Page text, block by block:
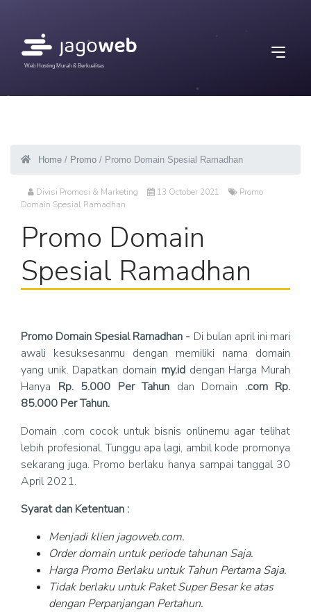
Web Hosting Murah & Berkualitas
Home / Promo / Promo Domain Spesial Ramadhan
Divisi Promosi & Marketing 13 October 2021
Promo
Domain Spesial Ramadhan
Promo Domain
Spesial Ramadhan
Promo Domain Spesial Ramadhan - Di bulan april ini mari
awali kesuksesanmu dengan memiliki nama domain
yang unik. Dapatkan domain my.iddengan Harga Murah
Hanya Rp. 5.000 Per Tahun dan Domain .com Rp.
85.000 Per Tahun.
Domain .com cocok untuk bisnis onlinemu agar telihat
lebih profesional. Tunggu apa lagi, ambil kode promonya
sekarang juga. Promo berlaku hanya sampai tanggal 30
April 2021.
Syarat dan Ketentuan :
Menjadi klien jagoweb.com.
Order domain untuk periode tahunan Saja.
Harga Promo Berlaku untuk Tahun Pertama Saja.
Tidak berlaku untuk Paket Super Besar ke atas
dengan Perpanjangan Pertahun.